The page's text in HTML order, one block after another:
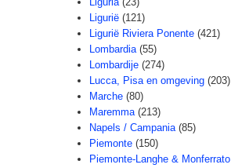
Ligurië (121)
Ligurië Riviera Ponente (421)
Lombardia (55)
Lombardije (274)
Lucca, Pisa en omgeving (203)
Marche (80)
Maremma (213)
Napels / Campania (85)
Piemonte (150)
Piemonte-Langhe & Monferrato